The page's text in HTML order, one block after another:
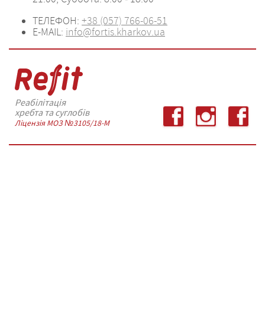
ТЕЛЕФОН: +38 (057) 766-06-51
E-MAIL: info@fortis.kharkov.ua
Реабілітація
хребта та суглобів
Ліцензія МОЗ №3105/18-М